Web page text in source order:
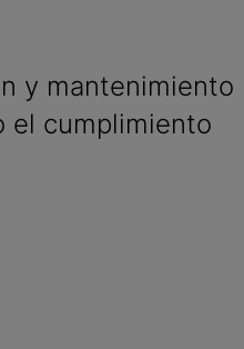
y mantenimiento
el cumplimiento